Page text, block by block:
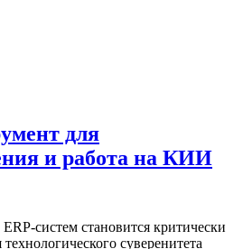
для
и работа на КИИ
систем становится критически
суверенитета